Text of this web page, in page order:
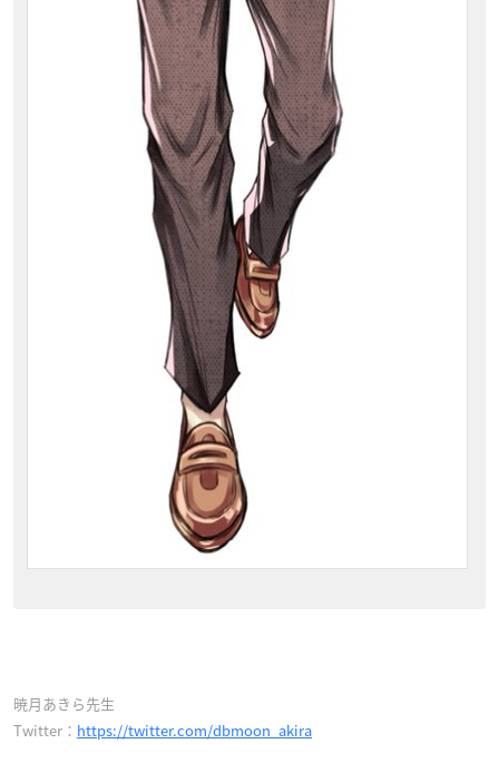
暁月あきら先生
Twitter： https://twitter.com/dbmoon_akira